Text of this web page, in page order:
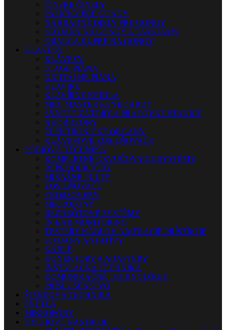
ČÍNSKE ČINELY
PALIČKY PRE GONGY
NÁHRADNÉ DIELY PRE GONGY
STOJANY NA GONGY A TAM-TAMY
OBALY A KUFRE NA GONGY
KLÁVESY
KLÁVESY
STAGE PIÁNA
DIGITÁLNE PIÁNA
KLAVÍRE
KLAVÍRNE KRÍDLA
MIDI MASTER KEYBOARDY
SYNTETIZÁTORY A PRACOVNÉ STANICE
AKORDEÓNY
ELEKTRONICKÉ ORGANY
KLÁVESOVÉ ZOSILŇOVAČE
PÓDIOVÁ TECHNIKA
KOMPLETNÉ OZVUČOVACIE SYSTÉMY
REPRODUKTORY
MIXÁŽNE PULTY
ZOSILŇOVAČE
CROSSOVERY
MIKROFÓNY
BEZDRÔTOVÉ SYSTÉMY
IN-EAR MONITORING
TESTERY KÁBLOV A MERACIE PRÍSTROJE
STOJANY A STATÍVY
KÁBLE
KONEKTORY A ADAPTÉRY
INŠTALAČNÁ TECHNIKA
KOMUNIKAČNÉ TECHNOLÓGIE
PRÍSLUŠENSTVO
ŠTÚDIOVÁ TECHNIKA
SVETLÁ
MIKROFÓNY
DYCHOVÉ NÁSTROJE